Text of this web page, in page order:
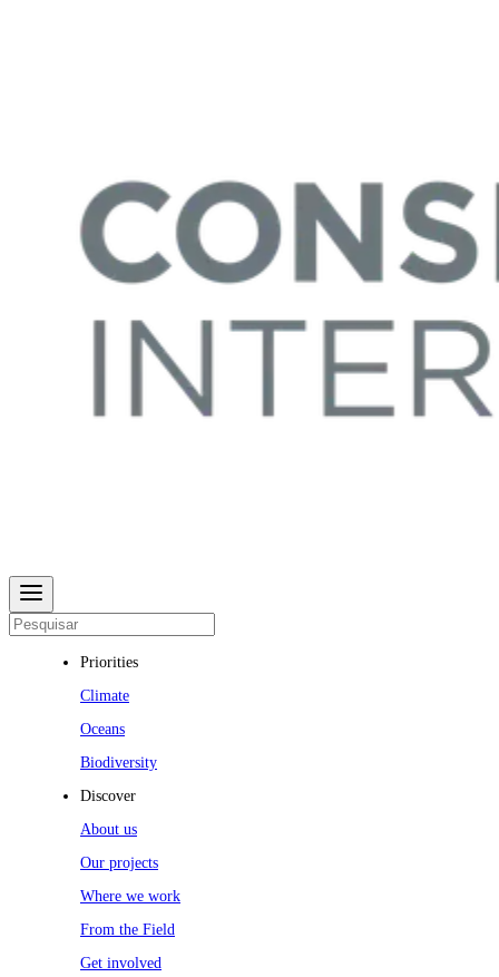
Priorities
Climate
Oceans
Biodiversity
Discover
About us
Our projects
Where we work
From the Field
Get involved